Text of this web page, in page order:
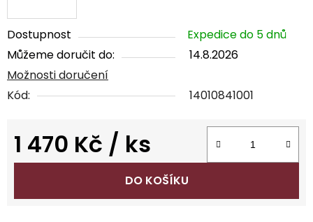
Dostupnost
Expedice do 5 dnů
Můžeme doručit do:
14.8.2026
Možnosti doručení
Kód:
14010841001
1 470 Kč / ks
Měrná cena:
DO KOŠÍKU